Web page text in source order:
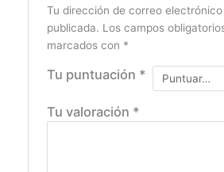
Tu dirección de correo electrónico
publicada. Los campos
marcados con *
Tu puntuación *
Tu valoración *